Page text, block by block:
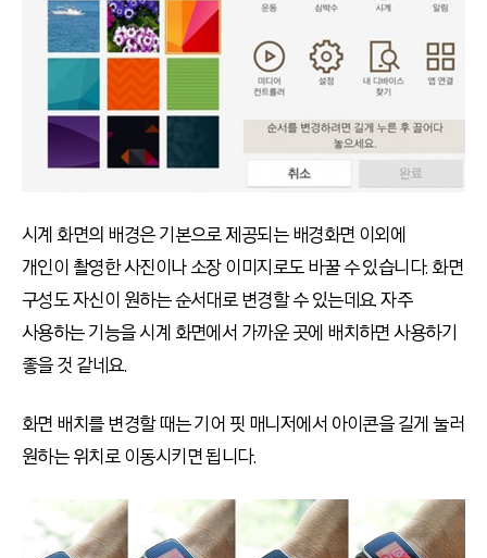
시계 화면의 배경은 기본으로 제공되는 배경화면 이외에
개인이 촬영한 사진이나 소장 이미지로도 바꿀 수 있습니다. 화면
구성도 자신이 원하는 순서대로 변경할 수 있는데요. 자주
사용하는 기능을 시계 화면에서 가까운 곳에 배치하면 사용하기
좋을 것 같네요.
화면 배치를 변경할 때는 기어 핏 매니저에서 아이콘을 길게 눌러
원하는 위치로 이동시키면 됩니다.